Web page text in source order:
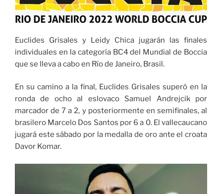
Euclides Grisales y Leidy Chica jugarán las finales
individuales en la categoría BC4 del Mundial de Boccia
que se lleva a cabo en Río de Janeiro, Brasil.
En su camino a la final, Euclides Grisales superó en la
ronda de ocho al eslovaco Samuel Andrejcik por
marcador de 7 a 2, y posteriormente en semifinales, al
brasilero Marcelo Dos Santos por 6 a 0. El vallecaucano
jugará este sábado por la medalla de oro ante el croata
Davor Komar.